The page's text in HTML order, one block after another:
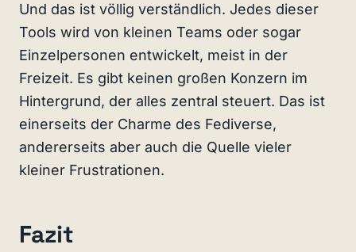
Und das ist völlig verständlich. Jedes dieser
Tools wird von kleinen Teams oder sogar
Einzelpersonen entwickelt, meist in der
Freizeit. Es gibt keinen großen Konzern im
Hintergrund, der alles zentral steuert. Das ist
einerseits der Charme des Fediverse,
andererseits aber auch die Quelle vieler
kleiner Frustrationen.
Fazit